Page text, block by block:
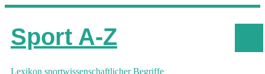
Sport A-Z
Lexikon sportwissenschaftlicher Begriffe